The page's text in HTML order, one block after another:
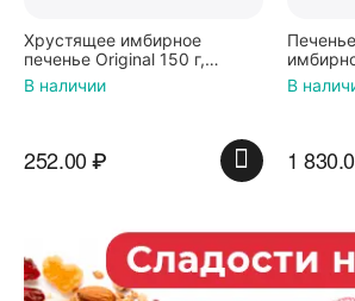
Хрустящее имбирное
печенье Original 150 г,
NYAKERS
В наличии
252.00₽
В
1